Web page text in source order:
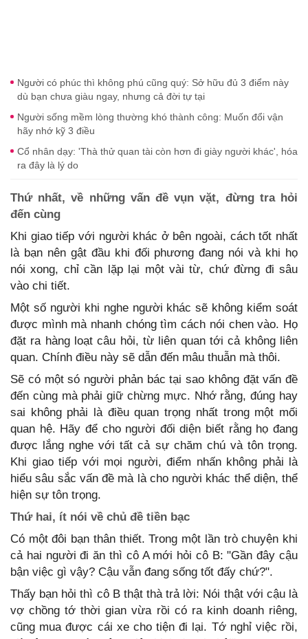
Người có phúc thì không phú cũng quý: Sở hữu đủ 3 điểm này
dù bạn chưa giàu ngay, nhưng cả đời tự tại
Người sống mềm lòng thường khó thành công: Muốn đổi vận
hãy nhớ kỹ 3 điều
Cổ nhân dạy: 'Thà thử quan tài còn hơn đi giày người khác', hóa
ra đây là lý do
Thứ nhất, về những vấn đề vụn vặt, đừng tra hỏi
đến cùng
Khi giao tiếp với người khác ở bên ngoài, cách tốt nhất
là bạn nên gật đầu khi đối phương đang nói và khi họ
nói xong, chỉ cần lặp lại một vài từ, chứ đừng đi sâu
vào chi tiết.
Một số người khi nghe người khác sẽ không kiểm soát
được mình mà nhanh chóng tìm cách nói chen vào. Họ
đặt ra hàng loạt câu hỏi, từ liên quan tới cả không liên
quan. Chính điều này sẽ dẫn đến mâu thuẫn mà thôi.
Sẽ có một só người phản bác tại sao không đặt vấn đề
đến cùng mà phải giữ chừng mực. Nhớ rằng, đúng hay
sai không phải là điều quan trọng nhất trong một mối
quan hệ. Hãy để cho người đối diện biết rằng họ đang
được lắng nghe với tất cả sự chăm chú và tôn trọng.
Khi giao tiếp với mọi người, điểm nhấn không phải là
hiểu sâu sắc vấn đề mà là cho người khác thể diện, thể
hiện sự tôn trọng.
Thứ hai, ít nói về chủ đề tiền bạc
Có một đôi bạn thân thiết. Trong một lần trò chuyện khi
cả hai người đi ăn thì cô A mới hỏi cô B: "Gần đây cậu
bận việc gì vậy? Cậu vẫn đang sống tốt đấy chứ?".
Thấy bạn hỏi thì cô B thật thà trả lời: Nói thật với cậu là
vợ chồng tớ thời gian vừa rồi có ra kinh doanh riêng,
cũng mua được cái xe cho tiện đi lại. Tớ nghỉ việc rồi,